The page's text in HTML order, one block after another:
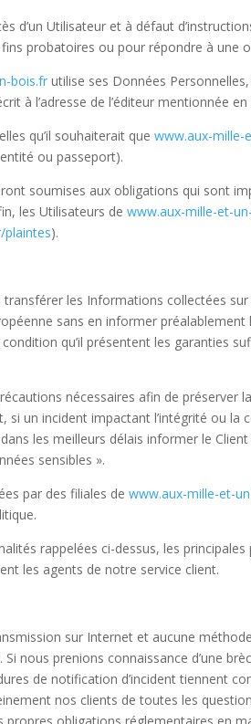
d’un Utilisateur et à défaut
probatoires ou pour répondre à une
bois.fr utilise ses Données
à l’adresse de l’éditeur mentionnée en
qu’il souhaiterait quewww.aux-mille-
ou passeport).
soumises aux obligations qui sont
les Utilisateurs dewww.aux-mille-et-
plaintes).
les Informations collectées
sans en informer
qu’il présentent les garanties
nécessaires afin de
si un incident impactant l’intégrité ou
les meilleurs délais informer le
sensibles ».
par des filiales dewww.aux-mille-et-
rappelées ci-dessus, les
les agents de notre service client.
sur Internet et aucune
nous prenions connaissance d’une
de notification d’incident tiennent
nos clients de toutes les